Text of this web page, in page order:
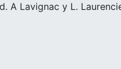
A Lavignac y L.